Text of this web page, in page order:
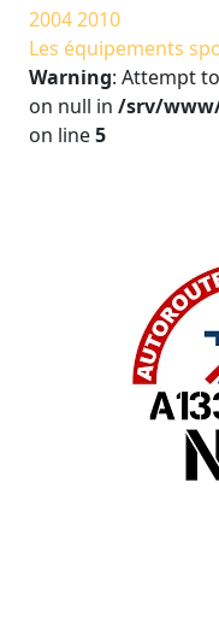
20042010
Les équipements
Warning: Attempt
on null in /srv/
on line5